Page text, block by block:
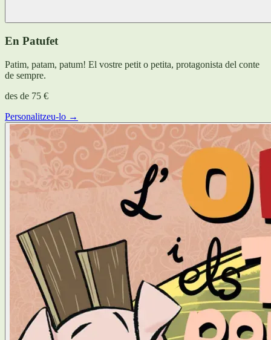
En Patufet
Patim, patam, patum! El vostre petit o petita, protagonista del conte
de sempre.
des de 75 €
Personalitzeu-lo →